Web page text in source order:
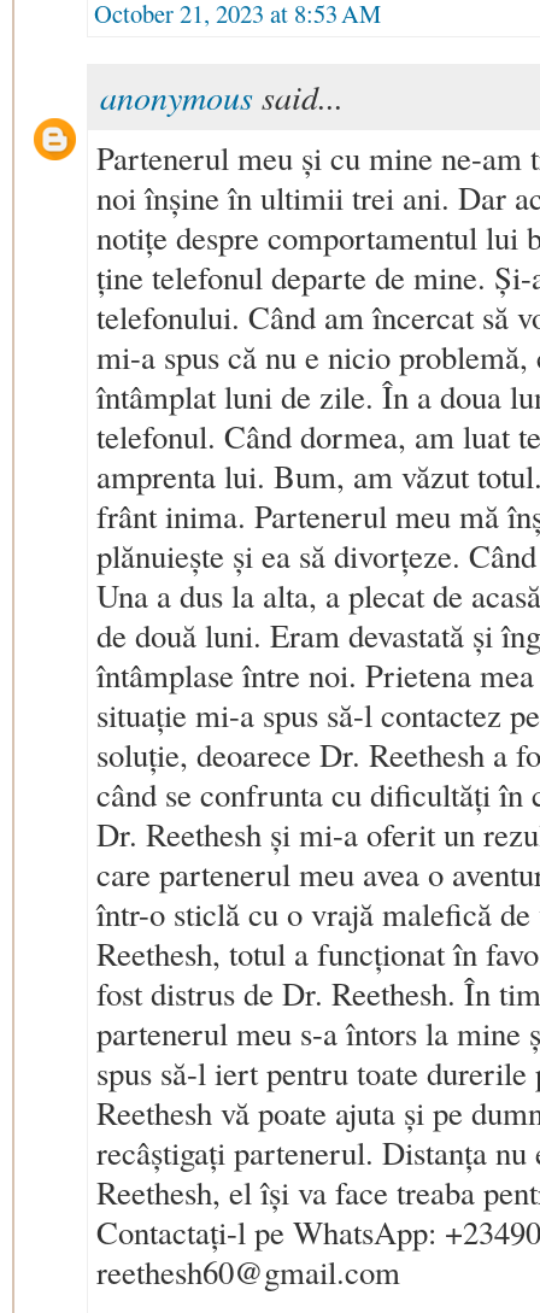
October 21, 2023 at 8:53 AM
anonymoussaid...
Partenerul meu și cu mine ne-
noi înșine în ultimii trei ani. Dar
notițe despre comportamentul lui
ține telefonul departe de mine.
telefonului. Când am încercat să
mi-a spus că nu e nicio
întâmplat luni de zile. În a doua
telefonul. Când dormea, am luat
amprenta lui. Bum, am văzut
frânt inima. Partenerul meu mă
plănuiește și ea să divorțeze.
Una a dus la alta, a plecat de
de două luni. Eram devastată și
întâmplase între noi. Prietena
situație mi-a spus să-l contactez
soluție, deoarece Dr. Reethesh a
când se confrunta cu dificultăți în
Dr. Reethesh și mi-a oferit un
care partenerul meu avea o
într-o sticlă cu o vrajă malefică
Reethesh, totul a funcționat în
fost distrus de Dr. Reethesh. În
partenerul meu s-a întors la mine
spus să-l iert pentru toate
Reethesh vă poate ajuta și pe
recâștigați partenerul. Distanța
Reethesh, el își va face treaba
Contactați-l pe WhatsApp:
reethesh60@gmail.com